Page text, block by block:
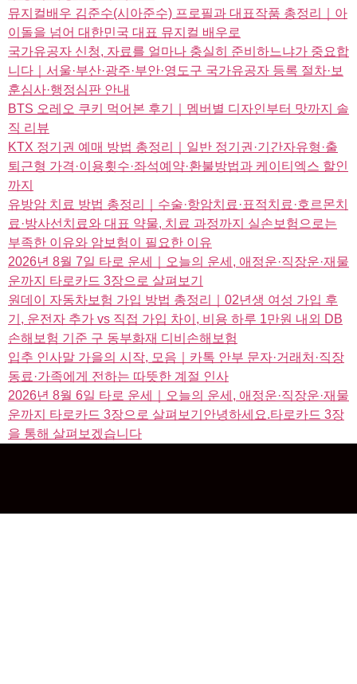
뮤지컬배우 김준수(시아준수) 프로필과 대표작품 총정리｜아
이돌을 넘어 대한민국 대표 뮤지컬 배우로
국가유공자 신청, 자료를 얼마나 충실히 준비하느냐가 중요합
니다｜서울·부산·광주·부안·영도구 국가유공자 등록 절차·보
훈심사·행정심판 안내
BTS 오레오 쿠키 먹어본 후기｜멤버별 디자인부터 맛까지 솔
직 리뷰
KTX 정기권 예매 방법 총정리｜일반 정기권·기간자유형·출
퇴근형 가격·이용횟수·좌석예약·환불방법과 케이티엑스 할인
까지
유방암 치료 방법 총정리｜수술·항암치료·표적치료·호르몬치
료·방사선치료와 대표 약물, 치료 과정까지 실손보험으로는
부족한 이유와 암보험이 필요한 이유
2026년 8월 7일 타로 운세｜오늘의 운세, 애정운·직장운·재물
운까지 타로카드 3장으로 살펴보기
원데이 자동차보험 가입 방법 총정리｜02년생 여성 가입 후
기, 운전자 추가 vs 직접 가입 차이, 비용 하루 1만원 내외 DB
손해보험 기준 구 동부화재 디비손해보험
입추 인사말 가을의 시작, 모음｜카톡 안부 문자·거래처·직장
동료·가족에게 전하는 따뜻한 계절 인사
2026년 8월 6일 타로 운세｜오늘의 운세, 애정운·직장운·재물
운까지 타로카드 3장으로 살펴보기안녕하세요.타로카드 3장
을 통해 살펴보겠습니다